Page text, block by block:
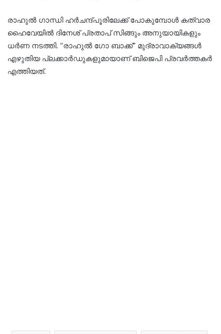
രാഹുൽ ഗാന്ധി ഹർചന്ദ്പൂരിലേക്ക് പോകുമ്പോൾ കത്‌വാര
ഹൈവേയിൽ ദിനേശ് പ്രതാപ് സിങ്ങും അനുയായികളും
ധർണ നടത്തി. “രാഹുൽ ഗോ ബാക്ക്” മുദ്രാവാക്യങ്ങൾ
എഴുതിയ പ്ലക്കാർഡുകളുമായാണ് ബിജെപി പ്രവർത്തകർ
എത്തിയത്.